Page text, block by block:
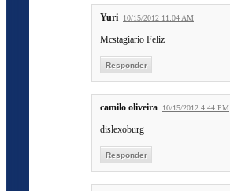
Yuri 10/15/2012 11:04 AM
Mcstagiario Feliz
Responder
camilo oliveira 10/15/2012 4:44 PM
dislexoburg
Responder